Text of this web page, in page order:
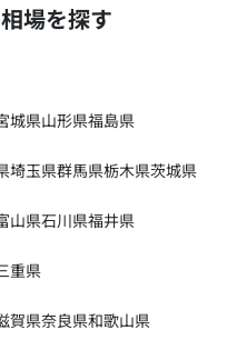
場を探す
城県山形県福島県
埼玉県群馬県栃木県茨城県
山県石川県福井県
重県
賀県奈良県和歌山県